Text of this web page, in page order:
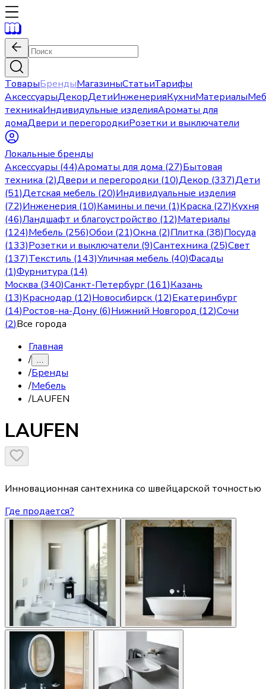
ТоварыБрендыМагазиныСтатьиТарифы
АксессуарыДекорДетиИнженерияКухниМатериалы
техникаИндивидульные изделияАроматы для
домаДвери и перегородкиРозетки и выключатели
Локальные бренды
Аксессуары (44)Ароматы для дома (27)Бытовая
техника (2)Двери и перегородки (10)Декор (337)Дети
(51)Детская мебель (20)Индивидуальные изделия
(72)Инженерия (10)Камины и печи (1)Краска (27)Кухня
(46)Ландшафт и благоустройство (12)Материалы
(124)Мебель (256)Обои (21)Окна (2)Плитка (38)Посуда
(133)Розетки и выключатели (9)Сантехника (25)Свет
(137)Текстиль (143)Уличная мебель (40)Фасады
(1)Фурнитура (14)
Москва (340)Санкт-Петербург(161)Казань
(13)Краснодар (12)Новосибирск (12)Екатеринбург
(14)Ростов-на-Дону (6)Нижний Новгород (12)Сочи
(2)Все города
Главная
/ …
/Бренды
/Мебель
/LAUFEN
LAUFEN
Инновационная сантехника со швейцарской точностью
Где продается?